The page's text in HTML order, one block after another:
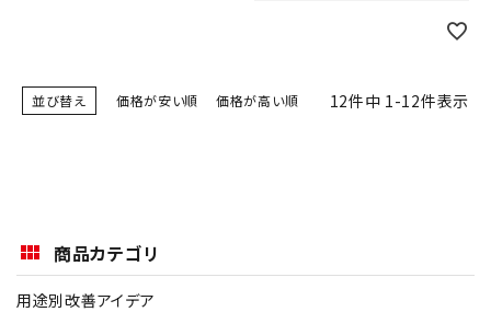
並び替え 価格が安い順 価格が高い順 12件中 1-12件表示
商品カテゴリ
用途別改善アイデア